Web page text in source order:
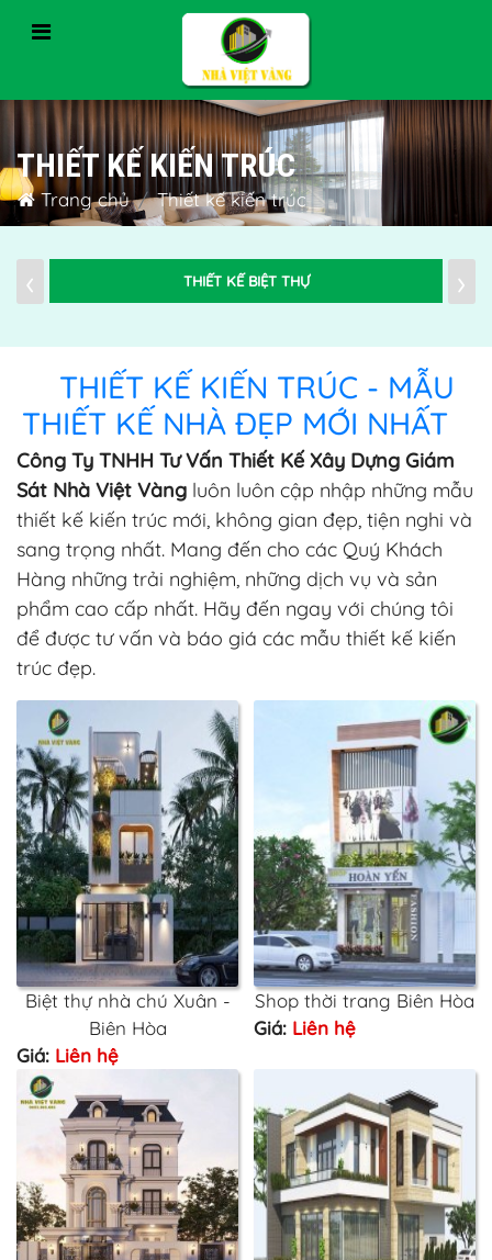
THIẾT KẾ KIẾN TRÚC
Trang chủ Thiết kế kiến trúc
THIẾT KẾ BIỆT THỰ
‹ ›
THIẾT KẾ KIẾN TRÚC - MẪU
THIẾT KẾ NHÀ ĐẸP MỚI NHẤT
Công Ty TNHH Tư Vấn Thiết Kế Xây Dựng Giám
Sát Nhà Việt Vàng luôn luôn cập nhập những mẫu
thiết kế kiến trúc mới, không gian đẹp, tiện nghi và
sang trọng nhất. Mang đến cho các Quý Khách
Hàng những trải nghiệm, những dịch vụ và sản
phẩm cao cấp nhất. Hãy đến ngay với chúng tôi
để được tư vấn và báo giá các mẫu thiết kế kiến
trúc đẹp.
Biệt thự nhà chú Xuân -
Biên Hòa
Giá: Liên hệ
Shop thời trang Biên Hòa
Giá: Liên hệ